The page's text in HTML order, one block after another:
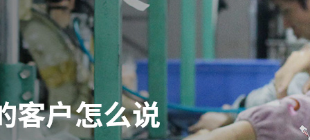
关于91短视频APP下载污黄